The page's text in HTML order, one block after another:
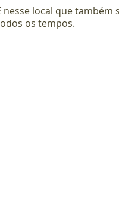
nesse local que
os tempos.